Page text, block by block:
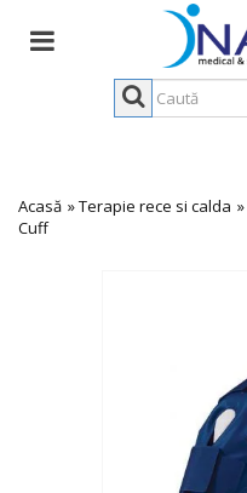
Acasă »Terapie rece si calda »
Cuff